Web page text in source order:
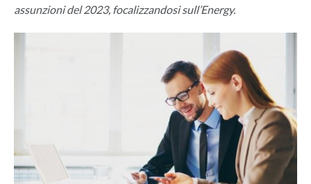
assunzioni del 2023, focalizzandosi sull’Energy.